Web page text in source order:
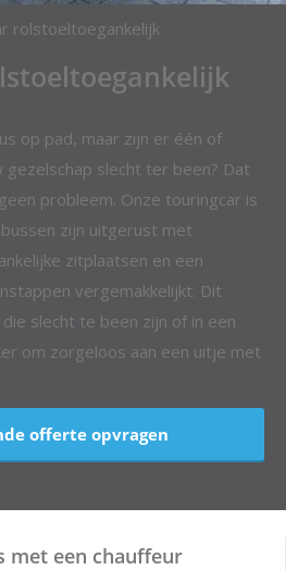
rolstoeltoegankelijk
op pad, maar zijn er één of
slecht ter been? Dat
probleem. Onze touringcar is
zijn uitgerust met
zitplaatsen en een
vergemakkelijkt. Dit
slecht te been zijn of in een
om zorgeloos aan een uitje met
offerte opvragen
met een chauffeur